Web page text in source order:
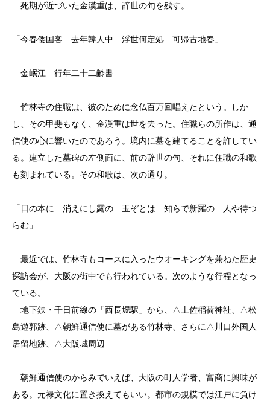
死期が近づいた金漢重は、辞世の句を残す。
「今春倭国客 去年韓人中 浮世何定処 可帰古地春」
金岷江 行年二十二齢書
竹林寺の住職は、彼のために念仏百万回唱えたという。しか
し、その甲斐もなく、金漢重は世を去った。住職らの所作は、通
信使の心に響いたのであろう。境内に墓を建てることを許してい
る。建立した墓碑の左側面に、前の辞世の句、それに住職の和歌
も刻まれている。その和歌は、次の通り。
「日の本に 消えにし露の 玉ぞとは 知らで新羅の 人や待つ
らむ」
最近では、竹林寺もコースに入ったウオーキングを兼ねた歴史
探訪会が、大阪の街中でも行われている。次のような行程となっ
ている。
地下鉄・千日前線の「西長堀駅」から、△土佐稲荷神社、△松
島遊郭跡、△朝鮮通信使に墓がある竹林寺、さらに△川口外国人
居留地跡、△大阪城周辺
朝鮮通信使のからみでいえば、大阪の町人学者、富商に興味が
ある。元禄文化に置き換えてもいい。都市の規模では江戸に負け